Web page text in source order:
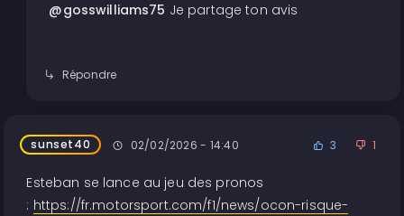
@gosswilliams75 Je partage ton avis
Répondre
sunset40 02/02/2026 - 14:40 3 1
Esteban se lance au jeu des pronos
: https://fr.motorsport.com/f1/news/ocon-risque-